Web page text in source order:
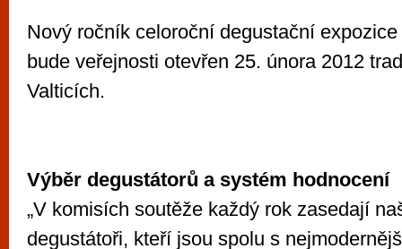
Nový ročník celoroční degustační
bude veřejnosti otevřen 25. února 2012
Valticích.
Výběr degustátorů a systém hodnocení
„V komisích soutěže každý rok zasedají
degustátoři, kteří jsou spolu s